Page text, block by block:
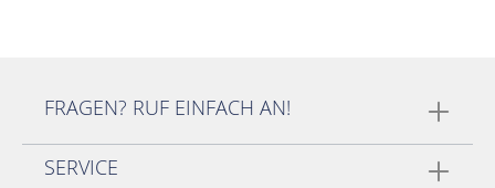
FRAGEN? RUF EINFACH AN!
SERVICE